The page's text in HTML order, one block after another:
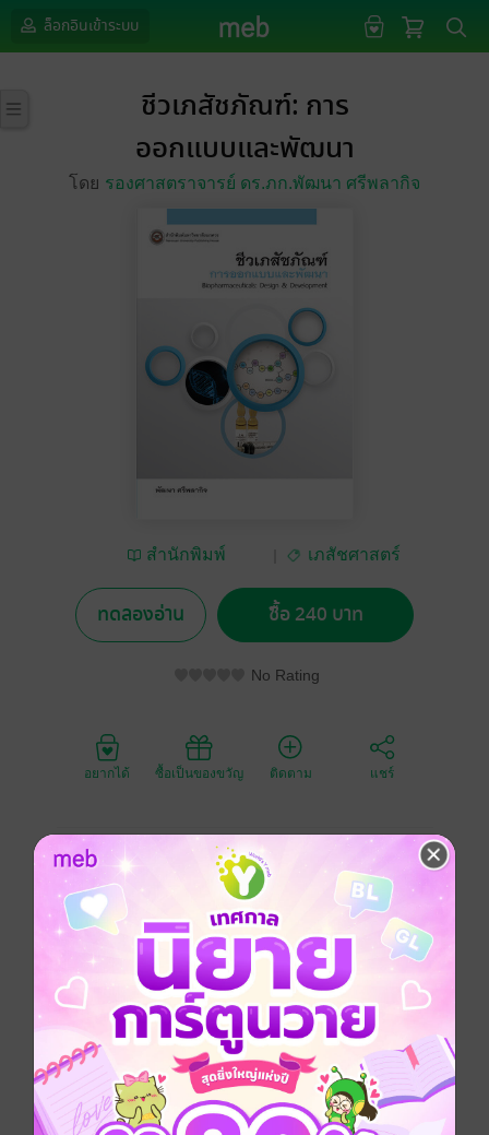
ล็อกอินเข้าระบบ
ชีวเภสัชภัณฑ์: การ
ออกแบบและพัฒนา
โดย รองศาสตราจารย์ ดร.ภก.พัฒนา ศรีพลากิจ
สำนักพิมพ์
เภสัชศาสตร์
ทดลองอ่าน ซื้อ 240 บาท
No Rating
อยากได้ ซื้อเป็นของขวัญ ติดตาม แชร์
ในปัจจุบันมีชีวเภสัชภัณฑ์หลายชนิดได้รับการออกแบบ
และพัฒนาเพื่อใช้ในทางการแพทย์ ซึ่งบางส่วนได้รับการ
ขึ้นทะเบียนยาแล้ว และอีกจำนวนมากยังอยู่ระหว่างขั้น
ตอนการวิจัยและพัฒนายา ในอนาคตอันใกล้คาดว่า
สัดส่วนการเพิ่มขึ้นของจำนวนชีวเภสัชภัณฑ์ใหม่จะมี
มากกว่ายาที่ผลิตโดยวิธีการสังเคราะห์ทางเคมี ซึ่งกลุ่มชีว
เภสัชภัณฑ์ที่อยู่ในความสนใจในปัจจุบัน ได้แก่ ไซโตไคน์
โกรทแฟคเตอร์ โมโนโคลนอลแอนติบอดี เปปไทด์
ฮอร์โมน โปรตีนที่เกี่ยวข้องกับการแข็งตัวของเลือด และ
เอนไซม์เพื่อการรักษา
เภสัชศาสตร์ ชีววิทยา